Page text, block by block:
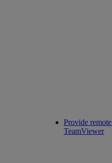
Provide
TeamViewer